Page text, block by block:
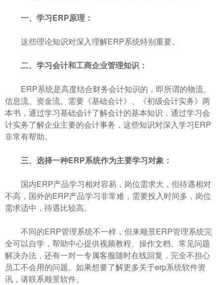
一、学习ERP原理：
这些理论知识对深入理解ERP系统特别重要。
二、学习会计和工商企业管理知识：
ERP系统是高度结合财务会计知识的，即所谓的物流、
信息流、资金流。需要《基础会计》、《初级会计实务》两
本书，通过学习基础会计了解会计的基本知识，通过学习会
计实务了解企业主要的会计事务，这些知识对深入学习ERP
非常有帮助。
三、选择一种ERP系统作为主要学习对象：
国内ERP产品学习相对容易，岗位需求大，但待遇相对
不高，国外的ERP产品学习非常难，需要投入时间多，岗位
需求适中，待遇比较高。
不同的ERP管理系统不一样，但来顺景ERP管理系统完
全可以自学，帮助中心提供视频教程、操作文档、常见问题
解决办法，还有一对一专属客服随时在线回复，完全不担心
员工不会用的问题。如果想要了解更多关于erp系统软件资
讯，请联系顺景软件。